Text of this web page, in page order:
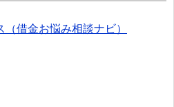
借金お悩み相談ナビ）